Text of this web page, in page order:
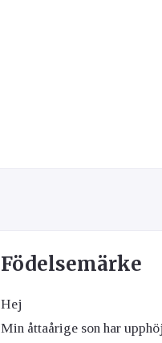
Födelsemärke
Hej
Min åttaårige son har